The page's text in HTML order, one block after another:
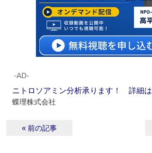
‐AD‐
ニトロソアミン分析承ります！ 詳細
蝶理株式会社
« 前の記事